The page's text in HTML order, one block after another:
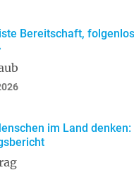
Bereitschaft,
im Land